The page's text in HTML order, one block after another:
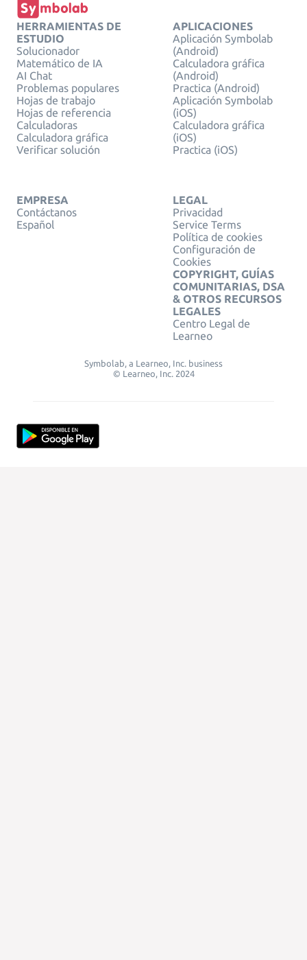
HERRAMIENTAS DE
ESTUDIO
Solucionador
Matemático de IA
AI Chat
Problemas populares
Hojas de trabajo
Hojas de referencia
Calculadoras
Calculadora gráfica
Verificar solución
APLICACIONES
Aplicación Symbolab
(Android)
Calculadora gráfica
(Android)
Practica (Android)
Aplicación Symbolab
(iOS)
Calculadora gráfica
(iOS)
Practica (iOS)
EMPRESA
Contáctanos
Español
LEGAL
Privacidad
Service Terms
Política de cookies
Configuración de
Cookies
COPYRIGHT, GUÍAS
COMUNITARIAS, DSA
& OTROS RECURSOS
LEGALES
Centro Legal de
Learneo
Symbolab, a Learneo, Inc. business
© Learneo, Inc. 2024